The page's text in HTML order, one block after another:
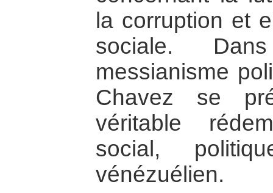
la corruption et
sociale.
messianisme
Chavez se
véritable
social,
vénézuélien.